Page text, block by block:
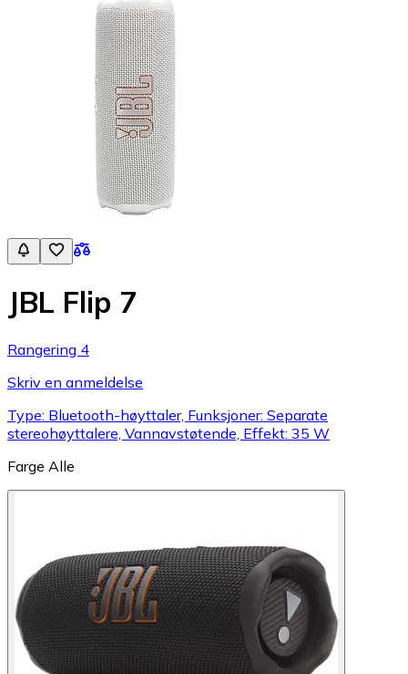
JBL Flip 7
Rangering 4
Skriv en anmeldelse
Type: Bluetooth-høyttaler, Funksjoner: Separate
stereohøyttalere, Vannavstøtende, Effekt: 35 W
Farge Alle